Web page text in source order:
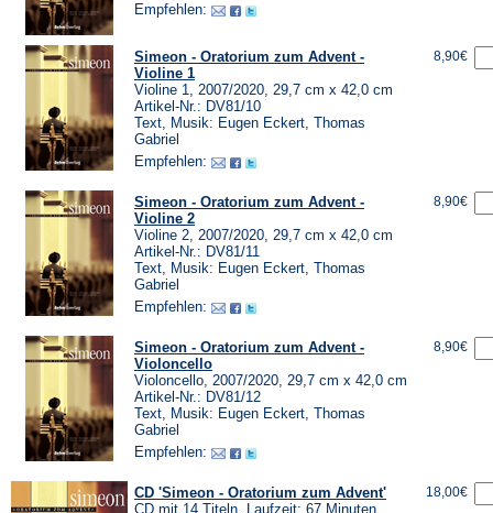
Empfehlen:
Simeon - Oratorium zum Advent -
Violine 1
Violine 1, 2007/2020, 29,7 cm x 42,0 cm
Artikel-Nr.: DV81/10
Text, Musik: Eugen Eckert, Thomas
Gabriel
Empfehlen:
8,90€
Simeon - Oratorium zum Advent -
Violine 2
Violine 2, 2007/2020, 29,7 cm x 42,0 cm
Artikel-Nr.: DV81/11
Text, Musik: Eugen Eckert, Thomas
Gabriel
Empfehlen:
8,90€
Simeon - Oratorium zum Advent -
Violoncello
Violoncello, 2007/2020, 29,7 cm x 42,0 cm
Artikel-Nr.: DV81/12
Text, Musik: Eugen Eckert, Thomas
Gabriel
Empfehlen:
8,90€
CD 'Simeon - Oratorium zum Advent'
CD mit 14 Titeln, Laufzeit: 67 Minuten
18,00€